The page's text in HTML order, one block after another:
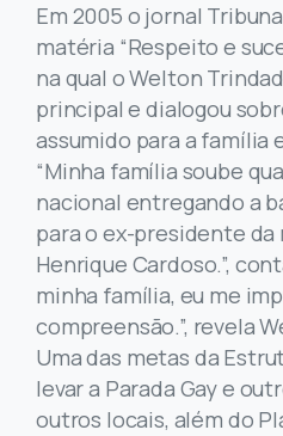
Em 2005 o jornal
matéria “Respeito e
na qual o Welton
principal e dialogou
assumido para a família
“Minha família soube
nacional entregando a
para o ex-presidente da
Henrique Cardoso.”,
minha família, eu me
compreensão.”, revela
Uma das metas da
levar a Parada Gay e
outros locais, além do